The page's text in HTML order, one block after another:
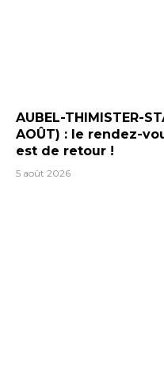
AUBEL-THIMISTER-
AOÛT) : le rendez-
est de retour !
5 août 2026